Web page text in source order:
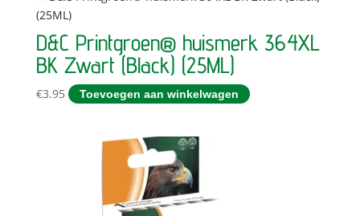
D&C Printgroen® huismerk 364XL
BK Zwart (Black) (25ML)
€3.95 Toevoegen aan winkelwagen